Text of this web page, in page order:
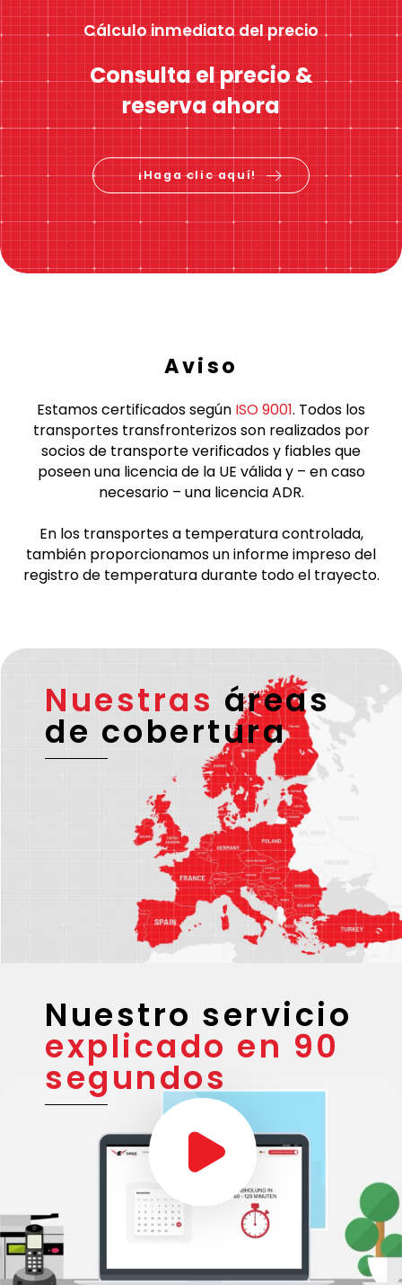
Cálculo inmediato del precio
Consulta el precio &
reserva ahora
¡Haga clic aquí!
Aviso
Estamos certificados según ISO 9001. Todos los
transportes transfronterizos son realizados por
socios de transporte verificados y fiables que
poseen una licencia de la UE válida y – en caso
necesario – una licencia ADR.
En los transportes a temperatura controlada,
también proporcionamos un informe impreso del
registro de temperatura durante todo el trayecto.
Nuestras áreas
de cobertura
Nuestro servicio
explicado en 90
segundos